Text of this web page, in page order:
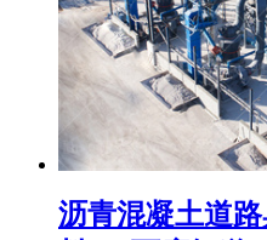
沥青混凝土道